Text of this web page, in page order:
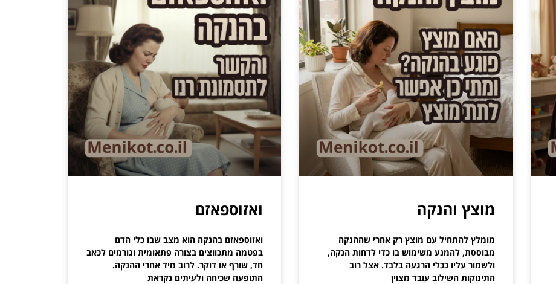
מוצץ והנקה
מומלץ להתחיל עם מוצץ רק אחרי שההנקה
מבוססת, להמנע משימוש בו כדי לדחות הנקה,
ולשמור עליו ככלי הרגעה בלבד. אצל רוב
התינוקות השילוב עובד מצוין
ואזוספאזם
ואזוספאזם בהנקה הוא מצב שבו כלי הדם
בפטמה מתכווצים בצורה פתאומית וגורמים לכאב
חד, שורף או דוקר. לרוב מיד אחרי ההנקה.
התופעה שכיחה ולעיתים נקראת